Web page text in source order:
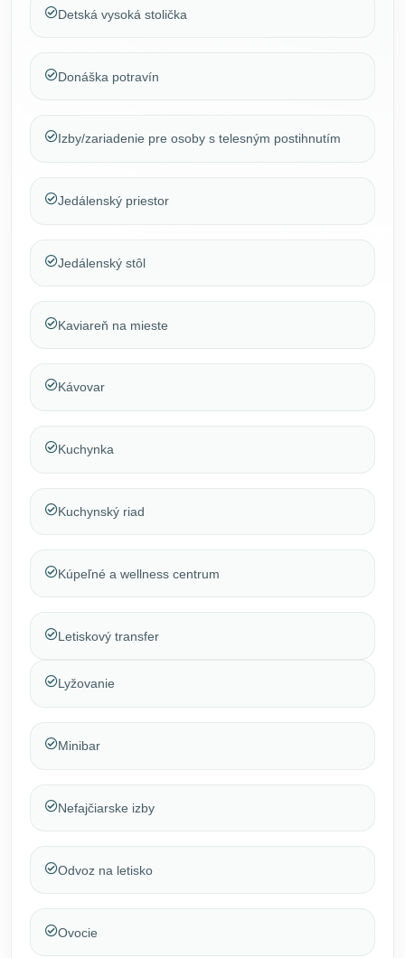
Detská vysoká stolička
Donáška potravín
Izby/zariadenie pre osoby s telesným postihnutím
Jedálenský priestor
Jedálenský stôl
Kaviareň na mieste
Kávovar
Kuchynka
Kuchynský riad
Kúpeľné a wellness centrum
Letiskový transfer
Lyžovanie
Minibar
Nefajčiarske izby
Odvoz na letisko
Ovocie